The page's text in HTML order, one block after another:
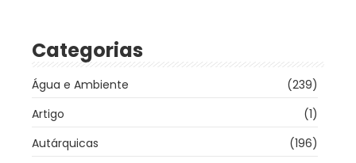
Categorias
Água e Ambiente
(239)
Artigo
(1)
Autárquicas
(196)